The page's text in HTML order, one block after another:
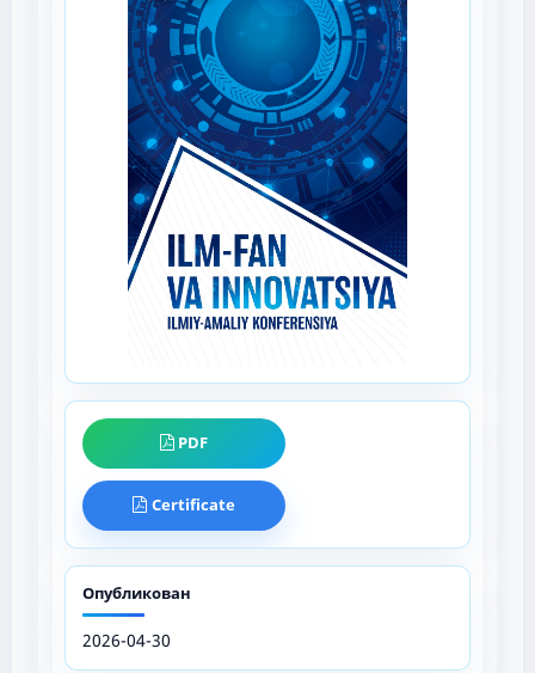
PDF
Certificate
Опубликован
2026-04-30